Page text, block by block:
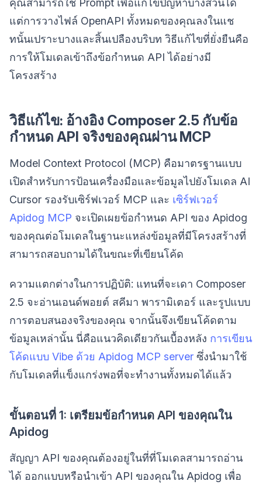
แต่การวางไฟล์ OpenAPI ทั้งหมดของคุณลงในแช
ทนั้นเปราะบางและสิ้นเปลืองบริบท วิธีแก้ไขที่ยั่งยืนคือ
การให้โมเดลเข้าถึงข้อกำหนด API ได้อย่างมี
โครงสร้าง
วิธีแก้ไข: อ้างอิง Composer 2.5 กับข้อ
กำหนด API จริงของคุณผ่าน MCP
Model Context Protocol (MCP) คือมาตรฐานแบบ
เปิดสำหรับการป้อนเครื่องมือและข้อมูลไปยังโมเดล AI
Cursor รองรับเซิร์ฟเวอร์ MCP และ เซิร์ฟเวอร์
Apidog MCP จะเปิดเผยข้อกำหนด API ของ Apidog
ของคุณต่อโมเดลในฐานะแหล่งข้อมูลที่มีโครงสร้างที่
สามารถสอบถามได้ในขณะที่เขียนโค้ด
ความแตกต่างในการปฏิบัติ: แทนที่จะเดา Composer
2.5 จะอ่านเอนด์พอยต์ สคีมา พารามิเตอร์ และรูปแบบ
การตอบสนองจริงของคุณ จากนั้นจึงเขียนโค้ดตาม
ข้อมูลเหล่านั้น นี่คือแนวคิดเดียวกันเบื้องหลัง การเขียน
โค้ดแบบ Vibe ด้วย Apidog MCP server ซึ่งนำมาใช้
กับโมเดลที่แข็งแกร่งพอที่จะทำงานทั้งหมดได้แล้ว
ขั้นตอนที่ 1: เตรียมข้อกำหนด API ของคุณใน
Apidog
สัญญา API ของคุณต้องอยู่ในที่ที่โมเดลสามารถอ่าน
ได้ ออกแบบหรือนำเข้า API ของคุณใน Apidog เพื่อ